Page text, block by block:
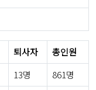
퇴사자
총인원
13명
861명